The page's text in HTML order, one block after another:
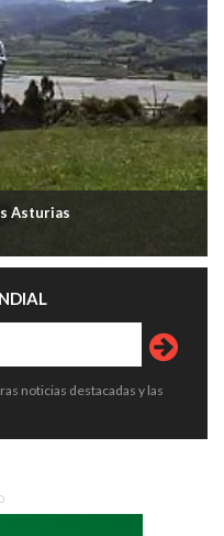
Asturias
noticias destacadas y las